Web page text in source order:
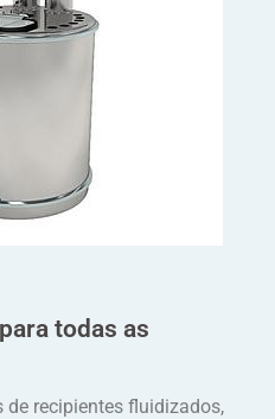
todas as
de recipientes fluidizados,